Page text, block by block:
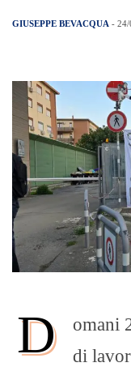
GIUSEPPE BEVACQUA - 24/
D
omani
di